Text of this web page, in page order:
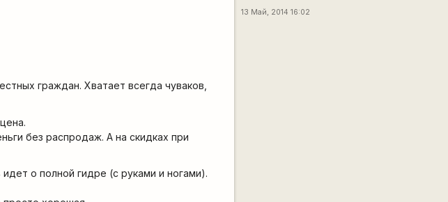
граждан. Хватает всегда чуваков,
без распродаж. А на скидках при
о полной гидре (с руками и ногами).
13 Май, 2014 16:02